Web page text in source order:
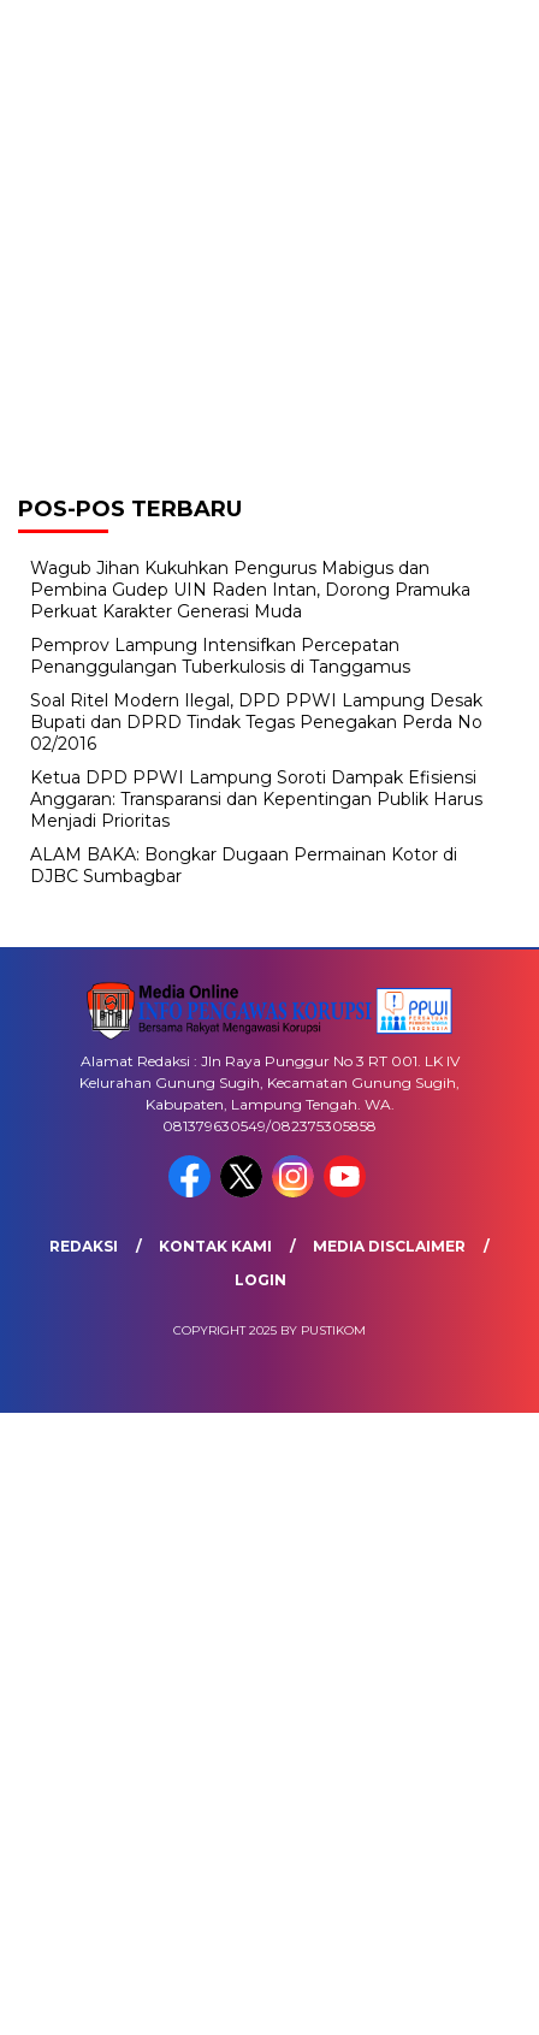
POS-POS TERBARU
Wagub Jihan Kukuhkan Pengurus Mabigus dan
Pembina Gudep UIN Raden Intan, Dorong Pramuka
Perkuat Karakter Generasi Muda
Pemprov Lampung Intensifkan Percepatan
Penanggulangan Tuberkulosis di Tanggamus
Soal Ritel Modern Ilegal, DPD PPWI Lampung Desak
Bupati dan DPRD Tindak Tegas Penegakan Perda No
02/2016
Ketua DPD PPWI Lampung Soroti Dampak Efisiensi
Anggaran: Transparansi dan Kepentingan Publik Harus
Menjadi Prioritas
ALAM BAKA: Bongkar Dugaan Permainan Kotor di
DJBC Sumbagbar
Alamat Redaksi : Jln Raya Punggur No 3 RT 001. LK IV
Kelurahan Gunung Sugih, Kecamatan Gunung Sugih,
Kabupaten, Lampung Tengah. WA.
081379630549/082375305858
REDAKSI KONTAK KAMI
MEDIA DISCLAIMER
LOGIN
COPYRIGHT 2025 BY PUSTIKOM